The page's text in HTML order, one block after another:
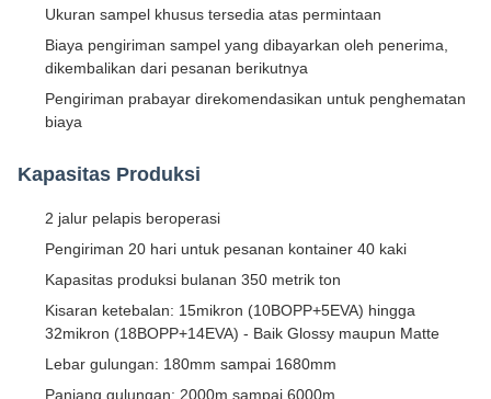
Ukuran sampel khusus tersedia atas permintaan
Biaya pengiriman sampel yang dibayarkan oleh penerima,
dikembalikan dari pesanan berikutnya
Pengiriman prabayar direkomendasikan untuk penghematan
biaya
Kapasitas Produksi
2 jalur pelapis beroperasi
Pengiriman 20 hari untuk pesanan kontainer 40 kaki
Kapasitas produksi bulanan 350 metrik ton
Kisaran ketebalan: 15mikron (10BOPP+5EVA) hingga
32mikron (18BOPP+14EVA) - Baik Glossy maupun Matte
Lebar gulungan: 180mm sampai 1680mm
Panjang gulungan: 2000m sampai 6000m